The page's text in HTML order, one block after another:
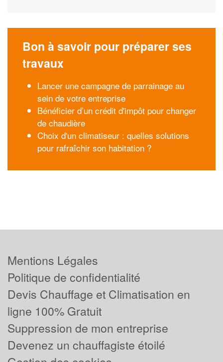
Bon à savoir pour préparer ses
travaux
Lancer une campagne de parrainage au
sein de votre entreprise
Bénéficier d’un crédit d'impôt pour changer
de chaudière
Choix d'un climatiseur : quelles solutions
pour rafraîchir son habitation ?
Mentions Légales
Politique de confidentialité
Devis Chauffage et Climatisation en
ligne 100% Gratuit
Suppression de mon entreprise
Devenez un chauffagiste étoilé